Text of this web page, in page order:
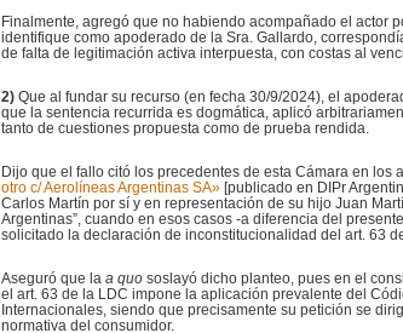
Finalmente, agregó que no habiendo acompañado el actor
identifique como apoderado de la Sra. Gallardo,
de falta de legitimación activa interpuesta, con costas al
2) Que al fundar su recurso (en fecha 30/9/2024), el
que la sentencia recurrida es dogmática, aplicó
tanto de cuestiones propuesta como de prueba rendida.
Dijo que el fallo citó los precedentes de esta Cámara en los
otro c/ Aerolíneas Argentinas SA» [publicado en DIPr
Carlos Martín por sí y en representación de su hijo Juan
Argentinas”, cuando en esos casos -a diferencia del
solicitado la declaración de inconstitucionalidad del art. 63
Aseguró que la a quo soslayó dicho planteo, pues en el
el art. 63 de la LDC impone la aplicación prevalente del
Internacionales, siendo que precisamente su petición se
normativa del consumidor.